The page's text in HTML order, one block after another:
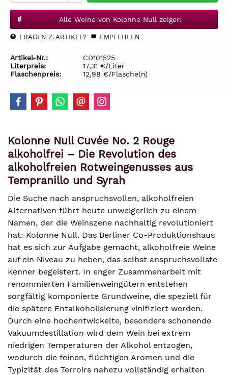
Alle Weine von Kolonne Null zeigen
FRAGEN Z. ARTIKEL? EMPFEHLEN
Artikel-Nr.:
CD101525
Literpreis:
17,31 €/Liter
Flaschenpreis:
12,98 €/Flasche(n)
Kolonne Null Cuvée No. 2 Rouge
alkoholfrei – Die Revolution des
alkoholfreien Rotweingenusses aus
Tempranillo und Syrah
Die Suche nach anspruchsvollen, alkoholfreien
Alternativen führt heute unweigerlich zu einem
Namen, der die Weinszene nachhaltig revolutioniert
hat: Kolonne Null. Das Berliner Co-Produktionshaus
hat es sich zur Aufgabe gemacht, alkoholfreie Weine
auf ein Niveau zu heben, das selbst anspruchsvollste
Kenner begeistert. In enger Zusammenarbeit mit
renommierten Familienweingütern entstehen
sorgfältig komponierte Grundweine, die speziell für
die spätere Entalkoholisierung vinifiziert werden.
Durch eine hochentwickelte, besonders schonende
Vakuumdestillation wird dem Wein bei extrem
niedrigen Temperaturen der Alkohol entzogen,
wodurch die feinen, flüchtigen Aromen und die
Typizität des Terroirs nahezu vollständig erhalten